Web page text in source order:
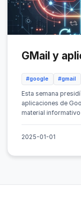
GMail y
#google #gmail
Esta semana
aplicaciones de
material
2025-01-01